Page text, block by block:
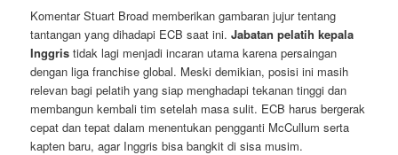
Komentar Stuart Broad memberikan gambaran jujur tentang
tantangan yang dihadapi ECB saat ini.Jabatan pelatih kepala
Inggris tidak lagi menjadi incaran utama karena persaingan
dengan liga franchise global. Meski demikian, posisi ini masih
relevan bagi pelatih yang siap menghadapi tekanan tinggi dan
membangun kembali tim setelah masa sulit. ECB harus bergerak
cepat dan tepat dalam menentukan pengganti McCullum serta
kapten baru, agar Inggris bisa bangkit di sisa musim.